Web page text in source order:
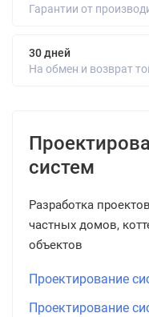
Гарантии от
30 дней
На обмен и возврат
систем
Разработка
частных домов,
объектов
Проектирование
Проектирование